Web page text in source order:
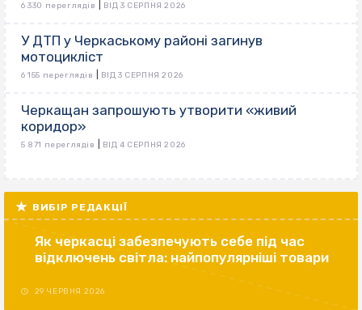
6 330 переглядів ВІД 3 СЕРПНЯ 2026
У ДТП у Черкаському районі загинув
мотоцикліст
6 155 переглядів ВІД 3 СЕРПНЯ 2026
Черкащан запрошують утворити «живий
коридор»
5 871 переглядів ВІД 4 СЕРПНЯ 2026
ВИБІР РЕДАКЦІЇ
Як черкасці забезпечують себе під час
відключень світла: найпопулярніші товари
29 ЧЕРВНЯ 2026